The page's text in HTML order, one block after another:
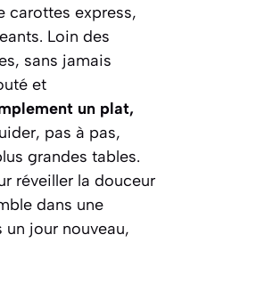
carottes express,
Loin des
sans jamais
et
un plat,
pas à pas,
grandes tables.
réveiller la douceur
dans une
jour nouveau,